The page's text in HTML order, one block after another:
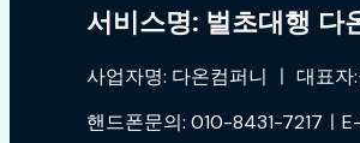
서비스명: 벌초대행 다
사업자명: 다온컴퍼니 ㅣ 대표
핸드폰문의: 010-8431-7217ㅣ